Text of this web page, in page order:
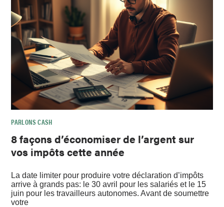
PARLONS CASH
8 façons d’économiser de l’argent sur
vos impôts cette année
La date limiter pour produire votre déclaration d’impôts
arrive à grands pas: le 30 avril pour les salariés et le 15
juin pour les travailleurs autonomes. Avant de soumettre
votre